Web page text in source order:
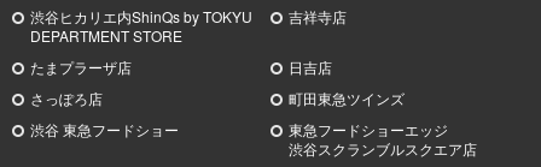
渋谷ヒカリエ内ShinQs by TOKYU
DEPARTMENT STORE
吉祥寺店
たまプラーザ店
日吉店
さっぽろ店
町田東急ツインズ
渋谷 東急フードショー
東急フードショーエッジ
渋谷スクランブルスクエア店